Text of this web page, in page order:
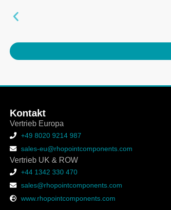
Kontakt
Vertrieb Europa
+49 8020 9214 987
sales-eu@rhopointcomponents.com
Vertrieb UK & ROW
+44 1342 330 470
sales@rhopointcomponents.com
www.rhopointcomponents.com